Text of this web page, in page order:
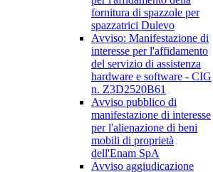
fornitura di spazzole per
spazzatrici Dulevo
Avviso: Manifestazione di
interesse per l'affidamento
del servizio di assistenza
hardware e software - CIG
n. Z3D2520B61
Avviso pubblico di
manifestazione di interesse
per l'alienazione di beni
mobili di proprietà
dell'Enam SpA
Avviso aggiudicazione